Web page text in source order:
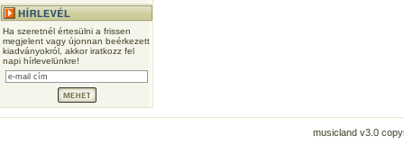
Ha szeretnél értesülni a frissen
megjelent vagy újonnan beérkezett
kiadványokról, akkor iratkozz fel
napi hírlevelünkre!
musicland v3.0